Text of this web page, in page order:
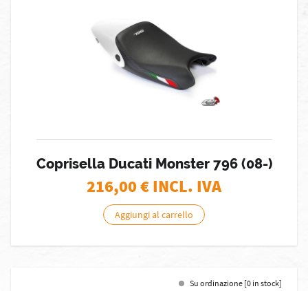
Coprisella Ducati Monster 796 (08-)
216,00€ INCL. IVA
Aggiungi al carrello
Su ordinazione [0 in stock]